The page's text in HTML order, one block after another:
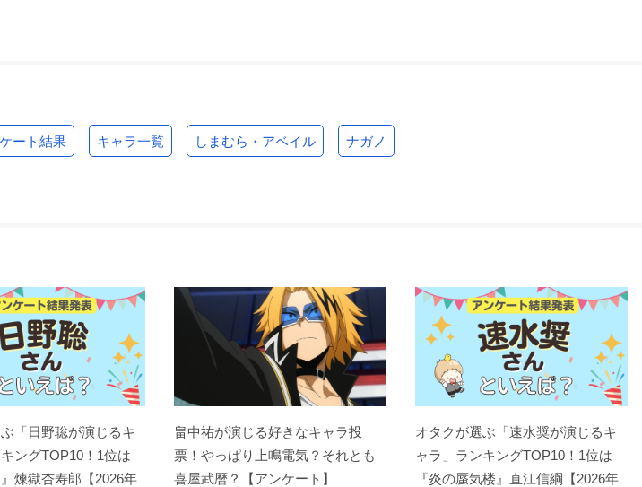
ズブレイド UN
劇場版FAIRY TAIL -DR
豆富小僧
室田アイ
“文学少女”メモワールII
I 恋する乙女の狂想曲
（ラプソディ）琴吹な
なせ編
朝倉美羽
ート結果 キャラ一覧 しまむら・アベイル ナガノ
「日野聡が演じるキ
ングTOP10！1位は
』煉󠄁獄杏寿郎【2026年
畠中祐が演じる好きなキャラ投
票！やっぱり上鳴電気？それとも
喜屋武暦？【アンケート】
オタクが選ぶ「速水奨が演じるキ
ャラ」ランキングTOP10！1位は
『炎の蜃気楼』直江信綱【2026年